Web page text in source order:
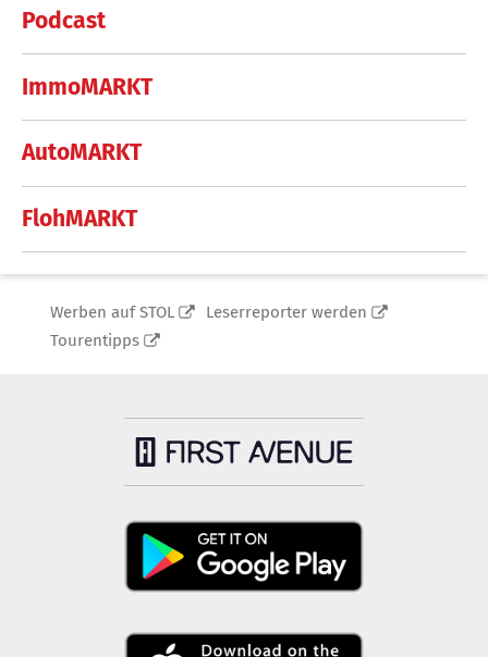
Podcast
ImmoMARKT
AutoMARKT
FlohMARKT
Werben auf STOL
Leserreporter werden
Tourentipps